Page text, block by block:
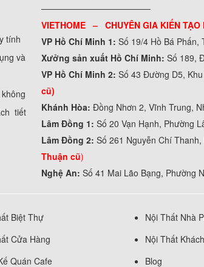
tính
và
tiết
──────────────────
VIETHOME – CHUYÊN GIA KIẾN TẠO
VP Hồ Chí Minh 1: Số 19/4 Hồ Bá
Xưởng sản xuất Hồ Chí Minh: Số 189,
VP Hồ Chí Minh 2: Số 43 Đường D5,
cũ)
Khánh Hòa:Đồng Nhơn 2, Vĩnh Trung,
Lâm Đồng 1:Số 20 Vạn Hạnh, Phường
Lâm Đồng 2:Số 261 Nguyễn Chí
Thuận cũ)
Nghệ An: Số 41 Mai Lão Bạng, Phường
Biệt Thự
Nội Thất Nhà
Cửa Hàng
Nội Thất
Quán Cafe Blog